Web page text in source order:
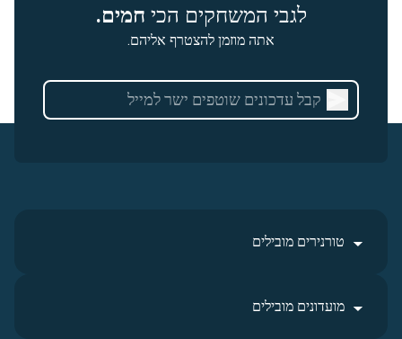
לגבי המשחקים הכי חמים.
אתה מוזמן להצטרף אליהם.
טורנירים מובילים
מועדונים מובילים